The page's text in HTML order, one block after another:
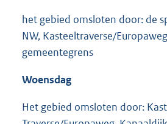
het gebied omsloten door: de
NW, Kasteeltraverse/
gemeentegrens
Woensdag
Het gebied omsloten door: